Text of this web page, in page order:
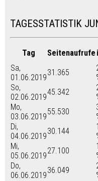
TAGESSTATISTIK
Tag Seitenaufrufe
Sa,
01.06.2019
31.365
So,
02.06.2019
45.342
Mo,
03.06.2019
55.530
Di,
04.06.2019
30.144
Mi,
05.06.2019
27.100
Do,
06.06.2019
36.049